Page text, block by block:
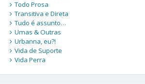
Todo Prosa
Transitiva e Direta
Tudo é assunto…
Umas & Outras
Urbanna, eu?!
Vida de Suporte
Vida Perra